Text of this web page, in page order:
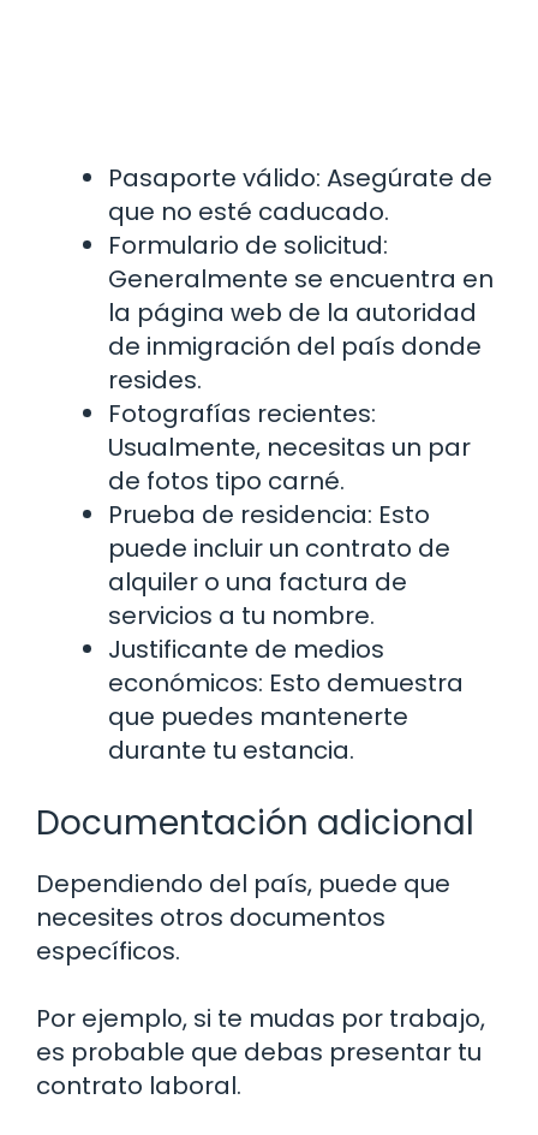
Pasaporte válido: Asegúrate de
que no esté caducado.
Formulario de solicitud:
Generalmente se encuentra en
la página web de la autoridad
de inmigración del país donde
resides.
Fotografías recientes:
Usualmente, necesitas un par
de fotos tipo carné.
Prueba de residencia: Esto
puede incluir un contrato de
alquiler o una factura de
servicios a tu nombre.
Justificante de medios
económicos: Esto demuestra
que puedes mantenerte
durante tu estancia.
Documentación adicional
Dependiendo del país, puede que
necesites otros documentos
específicos.
Por ejemplo, si te mudas por trabajo,
es probable que debas presentar tu
contrato laboral.